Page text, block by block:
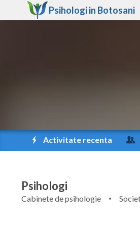
Psihologi in Botosani
Activitate recenta
Psihologi
Cabinete de psihologie